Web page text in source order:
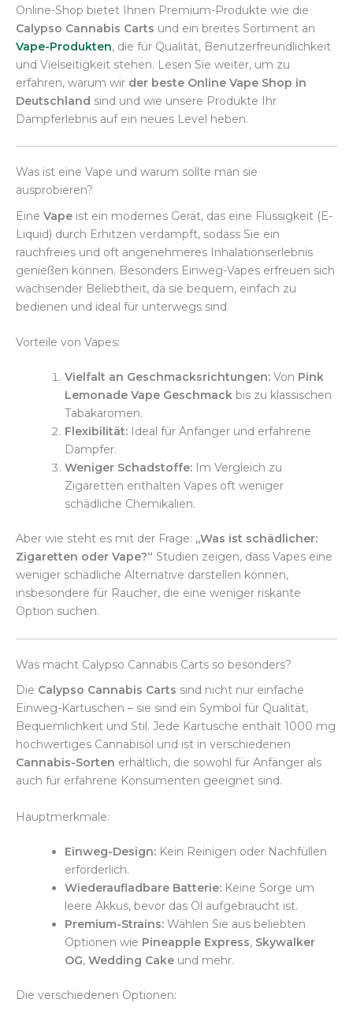
Online-Shop bietet Ihnen Premium-Produkte wie die
Calypso Cannabis Carts und ein breites Sortiment an
Vape-Produkten, die für Qualität, Benutzerfreundlichkeit
und Vielseitigkeit stehen. Lesen Sie weiter, um zu
erfahren, warum wir der beste Online Vape Shop in
Deutschland sind und wie unsere Produkte Ihr
Dampferlebnis auf ein neues Level heben.
Was ist eine Vape und warum sollte man sie
ausprobieren?
Eine Vape ist ein modernes Gerät, das eine Flüssigkeit (E-
Liquid) durch Erhitzen verdampft, sodass Sie ein
rauchfreies und oft angenehmeres Inhalationserlebnis
genießen können. Besonders Einweg-Vapes erfreuen sich
wachsender Beliebtheit, da sie bequem, einfach zu
bedienen und ideal für unterwegs sind.
Vorteile von Vapes:
Vielfalt an Geschmacksrichtungen: Von Pink
Lemonade Vape Geschmack bis zu klassischen
Tabakaromen.
Flexibilität: Ideal für Anfänger und erfahrene
Dampfer.
Weniger Schadstoffe: Im Vergleich zu
Zigaretten enthalten Vapes oft weniger
schädliche Chemikalien.
Aber wie steht es mit der Frage: „Was ist schädlicher:
Zigaretten oder Vape?“ Studien zeigen, dass Vapes eine
weniger schädliche Alternative darstellen können,
insbesondere für Raucher, die eine weniger riskante
Option suchen.
Was macht Calypso Cannabis Carts so besonders?
Die Calypso Cannabis Carts sind nicht nur einfache
Einweg-Kartuschen – sie sind ein Symbol für Qualität,
Bequemlichkeit und Stil. Jede Kartusche enthält 1000 mg
hochwertiges Cannabisöl und ist in verschiedenen
Cannabis-Sorten erhältlich, die sowohl für Anfänger als
auch für erfahrene Konsumenten geeignet sind.
Hauptmerkmale:
Einweg-Design: Kein Reinigen oder Nachfüllen
erforderlich.
Wiederaufladbare Batterie: Keine Sorge um
leere Akkus, bevor das Öl aufgebraucht ist.
Premium-Strains: Wählen Sie aus beliebten
Optionen wie Pineapple Express, Skywalker
OG, Wedding Cake und mehr.
Die verschiedenen Optionen: